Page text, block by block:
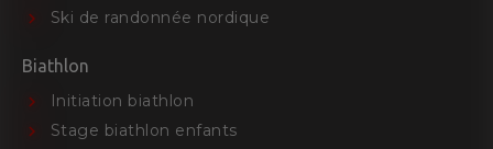
Ski de randonnée nordique
Biathlon
Initiation biathlon
Stage biathlon enfants